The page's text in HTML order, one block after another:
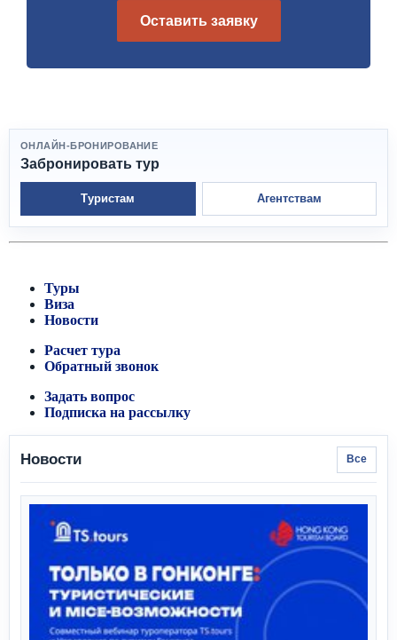
Оставить заявку
ОНЛАЙН-БРОНИРОВАНИЕ
Забронировать тур
Туристам Агентствам
Туры
Виза
Новости
Расчет тура
Обратный звонок
Задать вопрос
Подписка на рассылку
Новости Все